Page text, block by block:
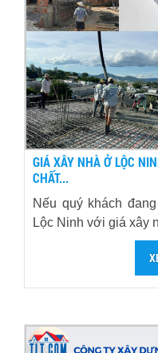
GIÁ XÂY NHÀ Ở LỘC
CHẤT...
Nếu quý khách
Lộc Ninh với giá xây